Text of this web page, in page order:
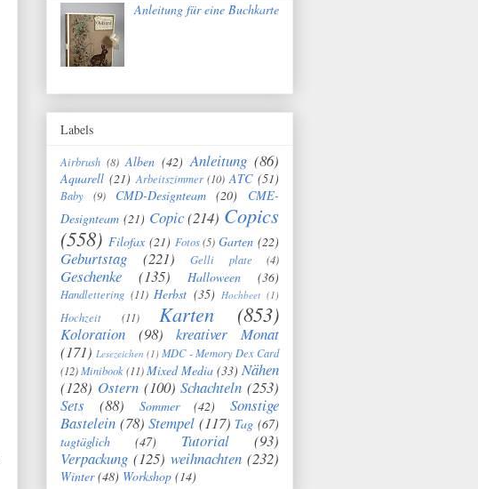
Anleitung für eine Buchkarte
Labels
Airbrush (8) Alben (42) Anleitung (86)
Aquarell (21) Arbeitszimmer (10) ATC (51)
Baby (9) CMD-Designteam (20)
CME-
Designteam (21) Copic (214) Copics
(558) Filofax (21) Fotos (5) Garten (22)
Geburtstag (221) Gelli plate (4)
Geschenke (135) Halloween (36)
Handlettering (11) Herbst (35) Hochbeet (1)
Hochzeit (11) Karten (853)
Koloration (98)
kreativer Monat
(171) Lesezeichen (1) MDC - Memory Dex Card
(12)Minibook(11) Mixed Media (33) Nähen
(128) Ostern (100) Schachteln (253)
Sets
(88) Sommer (42)
Sonstige
Bastelein (78) Stempel (117) Tag (67)
tagtäglich
(47) Tutorial
(93)
Verpackung (125) weihnachten (232)
Winter (48) Workshop (14)